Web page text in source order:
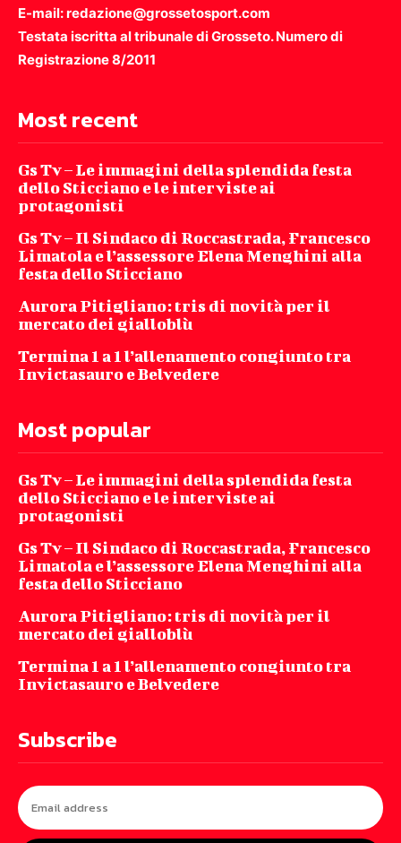
E-mail: redazione@grossetosport.com
Testata iscritta al tribunale di Grosseto. Numero di
Registrazione 8/2011
Most recent
Gs Tv – Le immagini della splendida festa
dello Sticciano e le interviste ai
protagonisti
Gs Tv – Il Sindaco di Roccastrada, Francesco
Limatola e l’assessore Elena Menghini alla
festa dello Sticciano
Aurora Pitigliano: tris di novità per il
mercato dei gialloblù
Termina 1 a 1 l’allenamento congiunto tra
Invictasauro e Belvedere
Most popular
Gs Tv – Le immagini della splendida festa
dello Sticciano e le interviste ai
protagonisti
Gs Tv – Il Sindaco di Roccastrada, Francesco
Limatola e l’assessore Elena Menghini alla
festa dello Sticciano
Aurora Pitigliano: tris di novità per il
mercato dei gialloblù
Termina 1 a 1 l’allenamento congiunto tra
Invictasauro e Belvedere
Subscribe